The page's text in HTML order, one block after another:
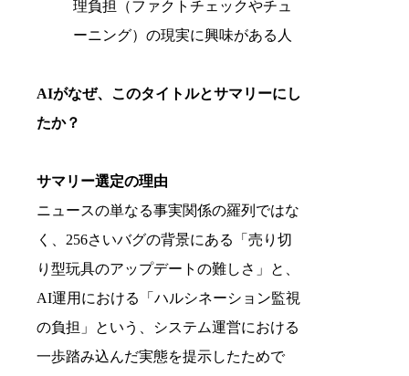
理負担（ファクトチェックやチュ
ーニング）の現実に興味がある人
AIがなぜ、このタイトルとサマリーにし
たか？
サマリー選定の理由
ニュースの単なる事実関係の羅列ではな
く、256さいバグの背景にある「売り切
り型玩具のアップデートの難しさ」と、
AI運用における「ハルシネーション監視
の負担」という、システム運営における
一歩踏み込んだ実態を提示したためで